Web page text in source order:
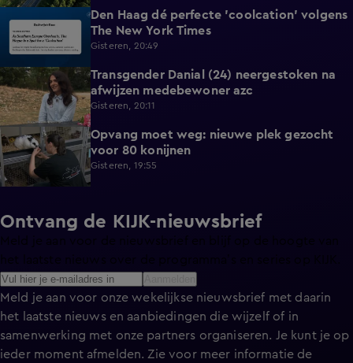
Den Haag dé perfecte 'coolcation' volgens
The New York Times
Gisteren, 20:49
2:04
Transgender Danial (24) neergestoken na
afwijzen medebewoner azc
Gisteren, 20:11
1:56
Opvang moet weg: nieuwe plek gezocht
voor 80 konijnen
Gisteren, 19:55
Ontvang de KIJK-nieuwsbrief
Meld je aan voor onze wekelijkse nieuwsbrief met daarin
het laatste nieuws en aanbiedingen die wijzelf of in
samenwerking met onze partners organiseren. Je kunt je op
ieder moment afmelden. Zie voor meer informatie de